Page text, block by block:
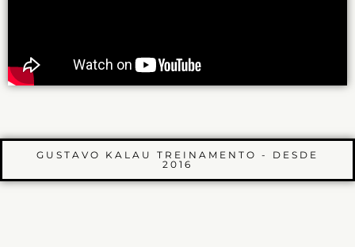
GUSTAVO KALAU TREINAMENTO - DESDE
2016